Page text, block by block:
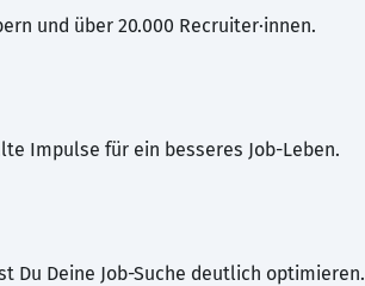
und über 20.000 Recruiter·innen.
Impulse für ein besseres Job-Leben.
Du Deine Job-Suche deutlich optimieren.